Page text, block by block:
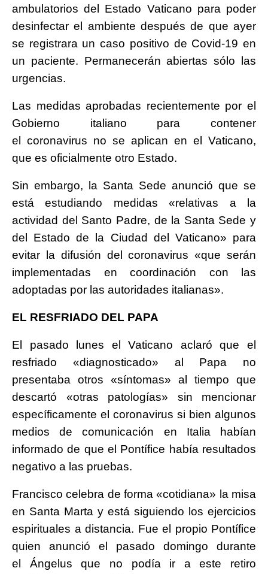
ambulatorios del Estado Vaticano para poder
desinfectar el ambiente después de que ayer
se registrara un caso positivo de Covid-19 en
un paciente. Permanecerán abiertas sólo las
urgencias.
Las medidas aprobadas recientemente por el
Gobierno italiano para contener
el coronavirus no se aplican en el Vaticano,
que es oficialmente otro Estado.
Sin embargo, la Santa Sede anunció que se
está estudiando medidas «relativas a la
actividad del Santo Padre, de la Santa Sede y
del Estado de la Ciudad del Vaticano» para
evitar la difusión del coronavirus «que serán
implementadas en coordinación con las
adoptadas por las autoridades italianas».
EL RESFRIADO DEL PAPA
El pasado lunes el Vaticano aclaró que el
resfriado «diagnosticado» al Papa no
presentaba otros «síntomas» al tiempo que
descartó «otras patologías» sin mencionar
específicamente el coronavirus si bien algunos
medios de comunicación en Italia habían
informado de que el Pontífice había resultados
negativo a las pruebas.
Francisco celebra de forma «cotidiana» la misa
en Santa Marta y está siguiendo los ejercicios
espirituales a distancia. Fue el propio Pontífice
quien anunció el pasado domingo durante
el Ángelus que no podía ir a este retiro